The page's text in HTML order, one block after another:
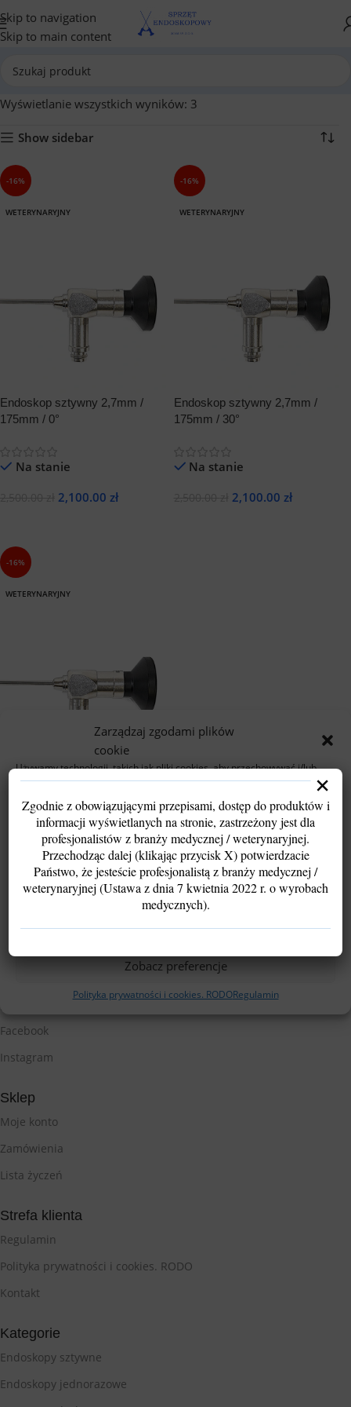
Zarządzaj zgodami plików
cookie
Używamy technologii, takich jak pliki cookies, aby przechowywać i/lub
uzyskiwać dostęp do informacji o urządzeniu. Robimy to w celu poprawy
niespersonalizowanych reklam.
Wyrażenie zgody pozwoli nam przetwarzać dane, takie jak zachowanie
podczas przeglądania lub unikalne identyfikatory. Brak zgody lub jej
wycofanie może ograniczyć funkcjonalność strony.
Akceptuję
Odmów
Zobacz preferencje
Polityka prywatności i cookies. RODORegulamin
Skip to navigation
Skip to main content
Wyświetlanie wszystkich wyników: 3
Show sidebar
-16%
WETERYNARYJNY
Endoskop sztywny 2,7mm /
175mm / 0°
Na stanie
2,100.00 zł
-16%
WETERYNARYJNY
Endoskop sztywny 2,7mm /
175mm / 30°
Na stanie
2,100.00 zł
-16%
WETERYNARYJNY
Endoskop sztywny
4.0mm/175mm/30°
Na stanie
2,500.00zł 2,100.00zł
Śledź nas
Facebook
Instagram
Sklep
Moje konto
Zamówienia
Lista życzeń
Strefa klienta
Regulamin
Polityka prywatności i cookies. RODO
Kontakt
Kategorie
Endoskopy sztywne
Endoskopy jednorazowe
Zgodnie z obowiązującymi przepisami, dostęp do produktów i
informacji wyświetlanych na stronie, zastrzeżony jest dla
profesjonalistów z branży medycznej / weterynaryjnej.
Przechodząc dalej (klikając przycisk X) potwierdzacie
Państwo, że jesteście profesjonalistą z branży medycznej /
weterynaryjnej (Ustawa z dnia 7 kwietnia 2022 r. o wyrobach
medycznych).
×